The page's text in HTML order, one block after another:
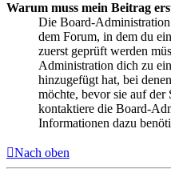
Warum muss mein Beitrag
Die Board-Administration
dem Forum, in dem du
zuerst geprüft werden
Administration dich zu
hinzugefügt hat, bei
möchte, bevor sie auf
kontaktiere die Board-
Informationen dazu
Nach oben